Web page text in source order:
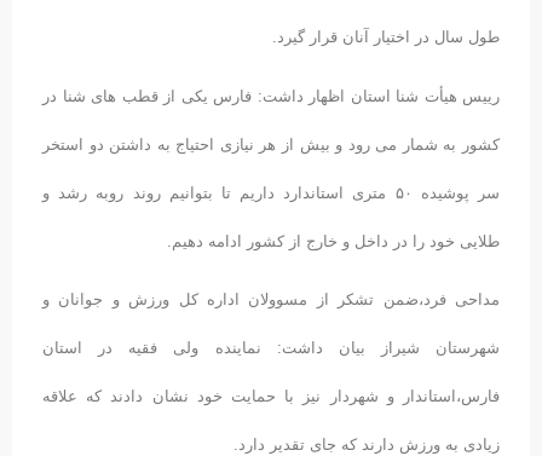
طول سال در اختیار آنان قرار گیرد.
رییس هیأت شنا استان اظهار داشت: فارس یکی از قطب های شنا در
کشور به شمار می رود و بیش از هر نیازی احتیاج به داشتن دو استخر
سر پوشیده ۵۰ متری استاندارد داریم تا بتوانیم روند روبه رشد و
طلایی خود را در داخل و خارج از کشور ادامه دهیم.
مداحی فرد،ضمن تشکر از مسوولان اداره کل ورزش و جوانان و
شهرستان شیراز بیان داشت: نماینده ولی فقیه در استان
فارس،استاندار و شهردار نیز با حمایت خود نشان دادند که علاقه
زیادی به ورزش دارند که جای تقدیر دارد.